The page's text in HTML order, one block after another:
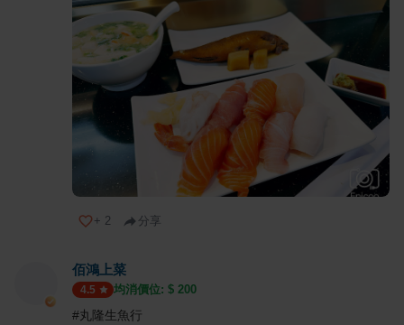
+ 2 分享
佰鴻上菜
4.5 均消價位: $ 200
#丸隆生魚行